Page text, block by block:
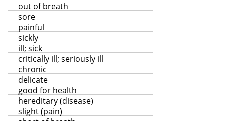
out of breath
sore
painful
sickly
ill; sick
critically ill; seriously ill
chronic
delicate
good for health
hereditary (disease)
slight (pain)